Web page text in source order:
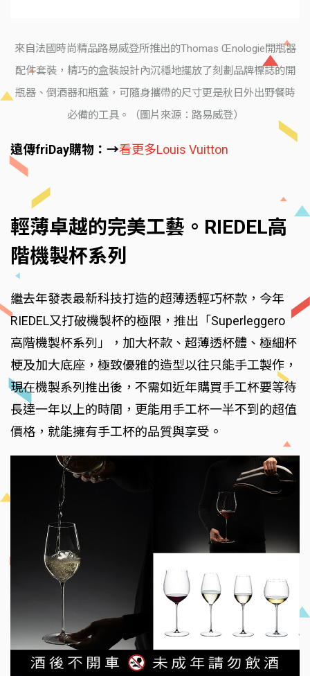
來自法國時尚精品路易威登所推出的Thomas Œnologie開瓶器
配件套裝，精巧的盒裝設計內沉穩地擺放了刻劃品牌標誌的開
瓶器、倒酒器和瓶蓋，可隨身攜帶的尺寸更是秋日外出野餐時
必備的工具。（圖片來源：路易威登）
遠傳friDay購物：→看更多Louis Vuitton
輕薄卓越的完美工藝。RIEDEL高
階機製杯系列
繼去年發表最新科技打造的超薄透輕巧杯款，今年
RIEDEL又打破機製杯的極限，推出「Superleggero
高階機製杯系列」，加大杯款、超薄透杯體、極細杯
梗及加大底座，極致優雅的造型以往只能手工製作，
現在機製系列推出後，不需如近年購買手工杯要等待
長達一年以上的時間，更能用手工杯一半不到的超值
價格，就能擁有手工杯的品質與享受。